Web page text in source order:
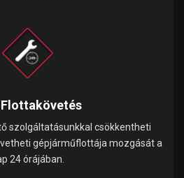
Flottakövetés
szolgáltatásunkkal csökkentheti
gépjárműflottája mozgását a
24 órájában.